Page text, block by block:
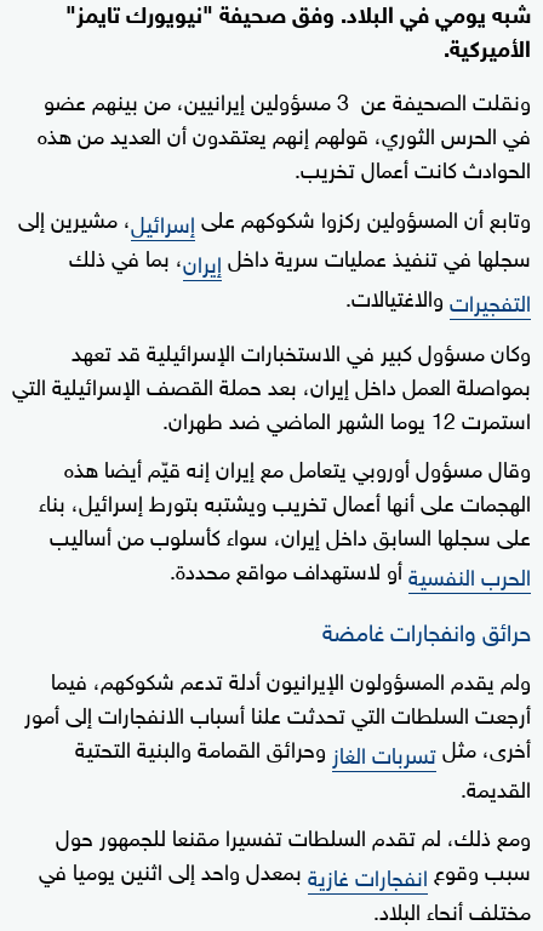
شبه يومي في البلاد. وفق صحيفة "نيويورك تايمز"
الأميركية.
ونقلت الصحيفة عن 3 مسؤولين إيرانيين، من بينهم عضو
في الحرس الثوري، قولهم إنهم يعتقدون أن العديد من هذه
الحوادث كانت أعمال تخريب.
وتابع أن المسؤولين ركزوا شكوكهم علىإسرائيل، مشيرين إلى
سجلها في تنفيذ عمليات سرية داخلإيران، بما في ذلك
التفجيراتوالاغتيالات.
وكان مسؤول كبير في الاستخبارات الإسرائيلية قد تعهد
بمواصلة العمل داخل إيران، بعد حملة القصف الإسرائيلية التي
استمرت 12 يوما الشهر الماضي ضد طهران.
وقال مسؤول أوروبي يتعامل مع إيران إنه قيّم أيضا هذه
الهجمات على أنها أعمال تخريب ويشتبه بتورط إسرائيل، بناء
على سجلها السابق داخل إيران، سواء كأسلوب من أساليب
الحرب النفسيةأو لاستهداف مواقع محددة.
حرائق وانفجارات غامضة
ولم يقدم المسؤولون الإيرانيون أدلة تدعم شكوكهم، فيما
أرجعت السلطات التي تحدثت علنا أسباب الانفجارات إلى أمور
أخرى، مثلتسربات الغاز وحرائق القمامة والبنية التحتية
القديمة.
ومع ذلك، لم تقدم السلطات تفسيرا مقنعا للجمهور حول
سبب وقوع انفجارات غازيةبمعدل واحد إلى اثنين يوميا في
مختلف أنحاء البلاد.